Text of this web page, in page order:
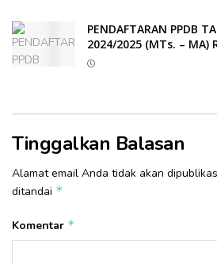
PENDAFTARAN PPDB
2024/2025 (MTs. – MA)
Tinggalkan Balasan
Alamat email Anda tidak akan
ditandai *
Komentar *